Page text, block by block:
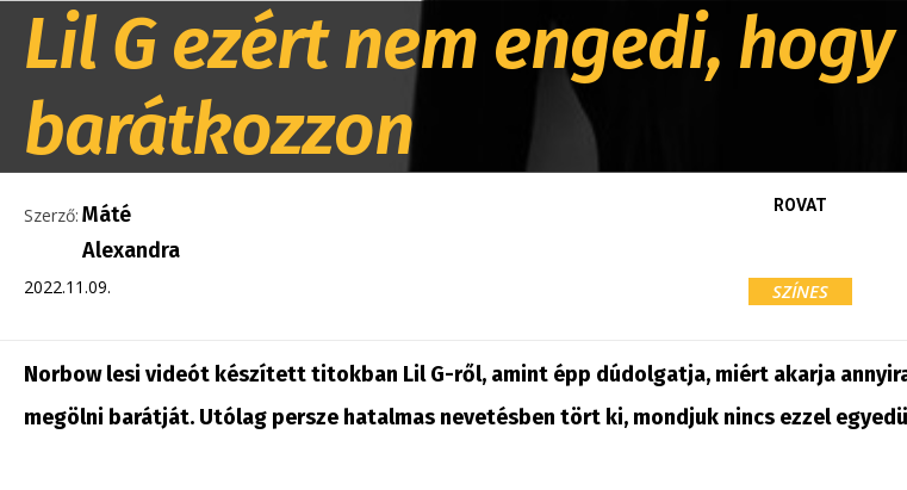
Lil G ezért nem engedi,
barátkozzon
Szerző: Máté
Alexandra
2022.11.09.
ROVAT
SZÍNES
Norbow lesi videót készített titokban Lil G-ről, amint épp dúdolgatja, miért akarja
megölni barátját. Utólag persze hatalmas nevetésben tört ki, mondjuk nincs ezzel